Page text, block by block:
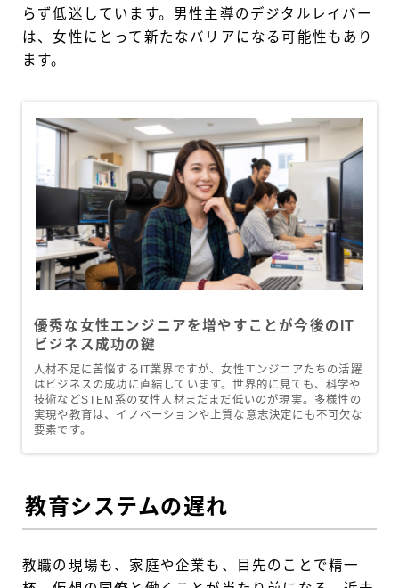
らず低迷しています。男性主導のデジタルレイバー
は、女性にとって新たなバリアになる可能性もあり
ます。
優秀な女性エンジニアを増やすことが今後のIT
ビジネス成功の鍵
人材不足に苦悩するIT業界ですが、女性エンジニアたちの活躍
はビジネスの成功に直結しています。世界的に見ても、科学や
技術などSTEM系の女性人材まだまだ低いのが現実。多様性の
実現や教育は、イノベーションや上質な意志決定にも不可欠な
要素です。
教育システムの遅れ
教職の現場も、家庭や企業も、目先のことで精一